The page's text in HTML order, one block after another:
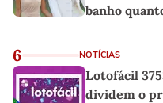
banho
6 NOTÍCIAS
Lotofácil
dividem o